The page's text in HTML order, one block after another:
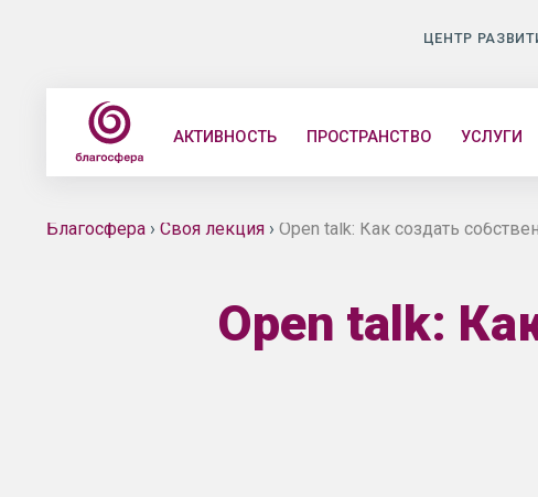
ЦЕНТР
АКТИВНОСТЬ ПРОСТРАНСТВО УСЛУГИ
Благосфера› Своя лекция› Open talk: Как создать
Open talk: